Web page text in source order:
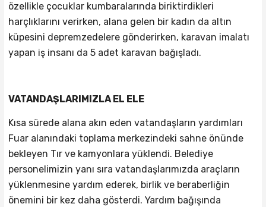
özellikle çocuklar kumbaralarında biriktirdikleri
harçlıklarını verirken, alana gelen bir kadın da altın
küpesini depremzedelere gönderirken, karavan imalatı
yapan iş insanı da 5 adet karavan bağışladı.
VATANDAŞLARIMIZLA EL ELE
Kısa sürede alana akın eden vatandaşların yardımları
Fuar alanındaki toplama merkezindeki sahne önünde
bekleyen Tır ve kamyonlara yüklendi. Belediye
personelimizin yanı sıra vatandaşlarımızda araçların
yüklenmesine yardım ederek, birlik ve beraberliğin
önemini bir kez daha gösterdi. Yardım bağışında